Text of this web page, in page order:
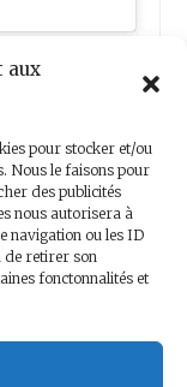
aux
pour stocker et/ou
Nous le faisons pour
des publicités
nous autorisera à
navigation ou les ID
de retirer son
fonctonnalités et